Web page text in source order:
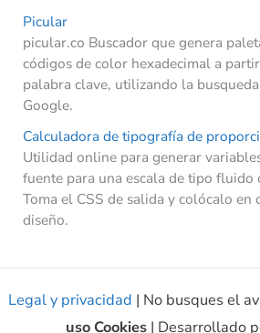
Picular
picular.co Buscador que genera
códigos de color hexadecimal a
palabra clave, utilizando la
Google.
Calculadora de tipografía de
Utilidad online para generar
fuente para una escala de tipo fluido
Toma el CSS de salida y colócalo en
diseño.
Legal y privacidad | No busques el
uso Cookies | Desarrollado